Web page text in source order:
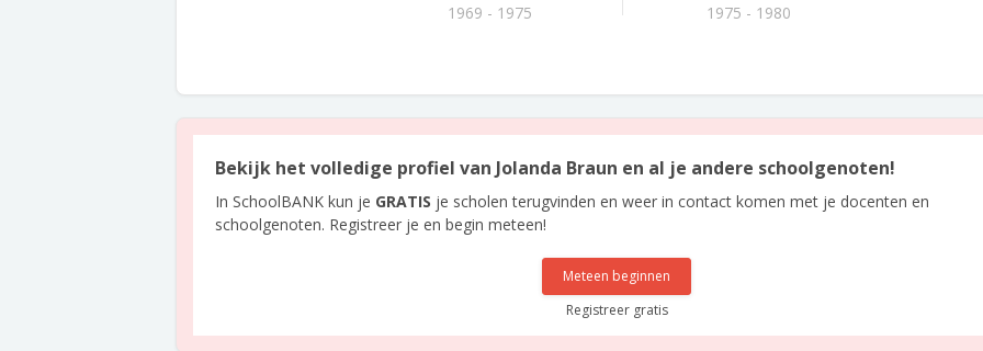
1969 - 1975
1975 - 1980
Bekijk het volledige profiel van Jolanda Braun en al je andere schoolgenoten!
In SchoolBANK kun je GRATIS je scholen terugvinden en weer in contact komen met je docenten en
schoolgenoten. Registreer je en begin meteen!
Meteen beginnen
Registreer gratis